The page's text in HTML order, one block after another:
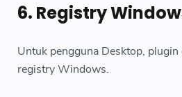
6. Registry
Untuk pengguna Desktop,
registry Windows.